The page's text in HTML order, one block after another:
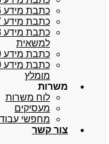
כתבת מידע 6: טסט על משאית
כתבת מידע 7: איך למצוא עבודה כנהג משאית
למשאית
כתבת מידע 9: בדיקת ראיה לרשיון למשאית
מומלץ
משרות
לוח משרות
מעסיקים
מחפשי
צור קשר